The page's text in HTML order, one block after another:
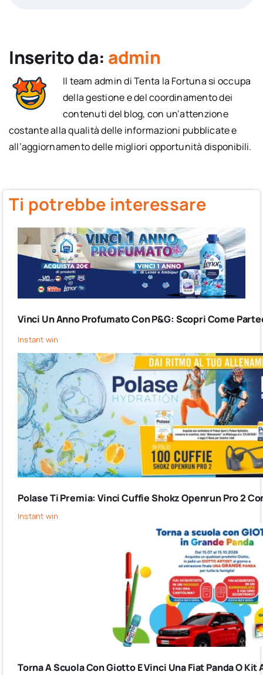
Inserito da: admin
Il team admin di Tenta la Fortuna si occupa
della gestione e del coordinamento dei
contenuti del blog, con un’attenzione
costante alla qualità delle informazioni pubblicate e
all’aggiornamento delle migliori opportunità disponibili.
Ti potrebbe interessare
Vinci Un Anno Profumato Con P&G: Scopri Come
Instant win
Polase Ti Premia: Vinci Cuffie Shokz Openrun Pro 2
Instant win
Torna A Scuola Con Giotto E Vinci Una Fiat Panda O